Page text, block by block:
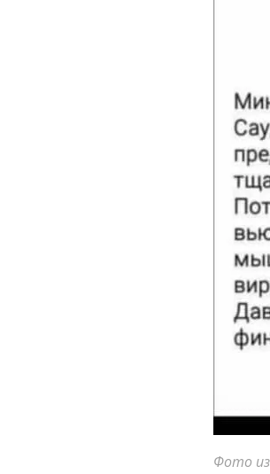
Фото